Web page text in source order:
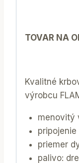
TOVAR NA
Kvalitné
výrobcu
menovitý
pripojenie
priemer
palivo: